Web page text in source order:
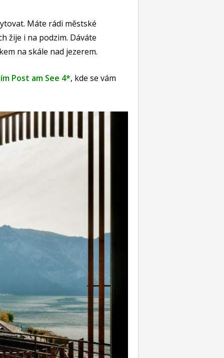
Máte rádi městské
žije i na podzim. Dáváte
na skále nad jezerem.
Post am See 4*, kde se vám